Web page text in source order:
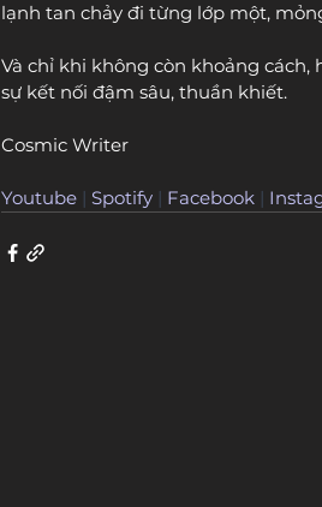
lạnh tan chảy đi từng lớp một,
Và chỉ khi không còn khoảng
sự kết nối đậm sâu, thuần khiết.
Cosmic Writer
Youtube | Spotify | Facebook |